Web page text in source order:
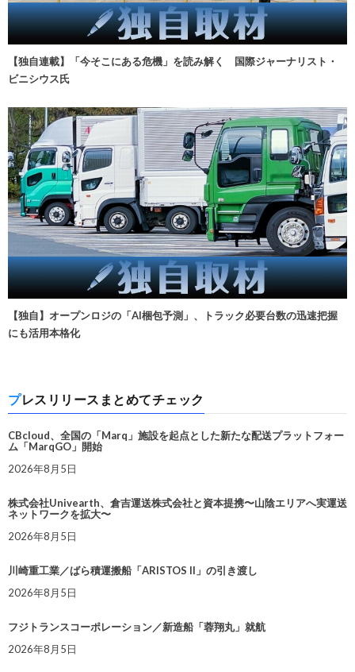
【独自連載】「今そこにある危機」を読み解く 国際ジャーナリスト・
ビニシウス氏
【独自】オープンロジの「AI梱包予測」、トラック必要台数の迅速把握
にも活用本格化
プレスリリースまとめてチェック
CBcloud、全国の「Marq」施設を起点とした新たな配送プラットフォー
ム「MarqGO」開始
2026年8月5日
株式会社Univearth、倉吉運送株式会社と資本提携〜山陰エリアへ実運送
ネットワークを拡大〜
2026年8月5日
川崎重工業／ばら積運搬船「ARISTOS II」の引き渡し
2026年8月5日
フジトランスコーポレーション／新造船「蓉翔丸」就航
2026年8月5日